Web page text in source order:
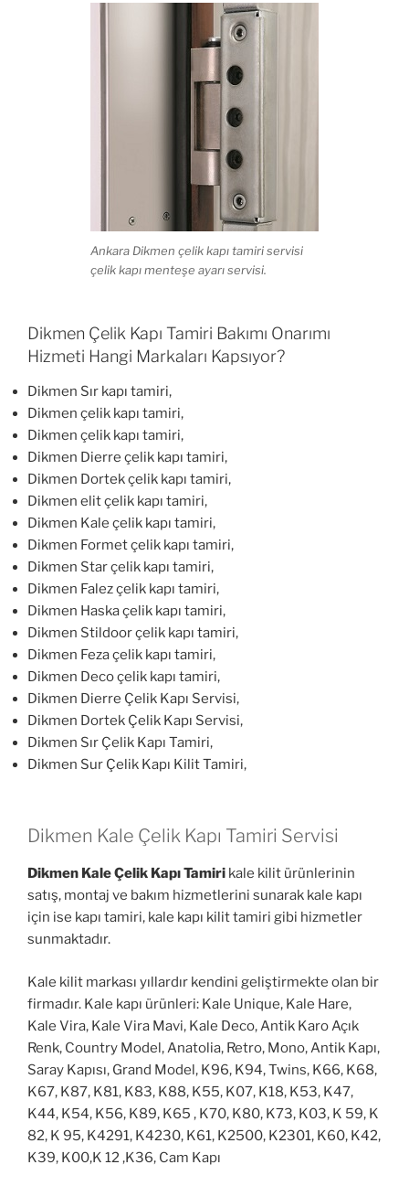
Ankara Dikmen çelik kapı tamiri servisi
çelik kapı menteşe ayarı servisi.
Dikmen Çelik Kapı Tamiri Bakımı Onarımı
Hizmeti Hangi Markaları Kapsıyor?
Dikmen Sır kapı tamiri,
Dikmen çelik kapı tamiri,
Dikmen çelik kapı tamiri,
Dikmen Dierre çelik kapı tamiri,
Dikmen Dortek çelik kapı tamiri,
Dikmen elit çelik kapı tamiri,
Dikmen Kale çelik kapı tamiri,
Dikmen Formet çelik kapı tamiri,
Dikmen Star çelik kapı tamiri,
Dikmen Falez çelik kapı tamiri,
Dikmen Haska çelik kapı tamiri,
Dikmen Stildoor çelik kapı tamiri,
Dikmen Feza çelik kapı tamiri,
Dikmen Deco çelik kapı tamiri,
Dikmen Dierre Çelik Kapı Servisi,
Dikmen Dortek Çelik Kapı Servisi,
Dikmen Sır Çelik Kapı Tamiri,
Dikmen Sur Çelik Kapı Kilit Tamiri,
Dikmen Kale Çelik Kapı Tamiri Servisi
Dikmen Kale Çelik Kapı Tamiri kale kilit ürünlerinin
satış, montaj ve bakım hizmetlerini sunarak kale kapı
için ise kapı tamiri, kale kapı kilit tamiri gibi hizmetler
sunmaktadır.
Kale kilit markası yıllardır kendini geliştirmekte olan bir
firmadır. Kale kapı ürünleri: Kale Unique, Kale Hare,
Kale Vira, Kale Vira Mavi, Kale Deco, Antik Karo Açık
Renk, Country Model, Anatolia, Retro, Mono, Antik Kapı,
Saray Kapısı, Grand Model, K96, K94, Twins, K66, K68,
K67, K87, K81, K83, K88, K55, K07, K18, K53, K47,
K44, K54, K56, K89, K65 , K70, K80, K73, K03, K 59, K
82, K 95, K4291, K4230, K61, K2500, K2301, K60, K42,
K39, K00,K 12 ,K36, Cam Kapı